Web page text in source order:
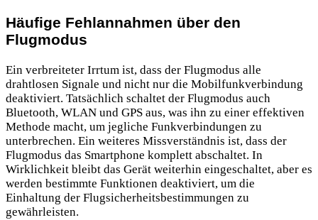
Häufige Fehlannahmen über den
Flugmodus
Ein verbreiteter Irrtum ist, dass der Flugmodus alle
drahtlosen Signale und nicht nur die Mobilfunkverbindung
deaktiviert. Tatsächlich schaltet der Flugmodus auch
Bluetooth, WLAN und GPS aus, was ihn zu einer effektiven
Methode macht, um jegliche Funkverbindungen zu
unterbrechen. Ein weiteres Missverständnis ist, dass der
Flugmodus das Smartphone komplett abschaltet. In
Wirklichkeit bleibt das Gerät weiterhin eingeschaltet, aber es
werden bestimmte Funktionen deaktiviert, um die
Einhaltung der Flugsicherheitsbestimmungen zu
gewährleisten.